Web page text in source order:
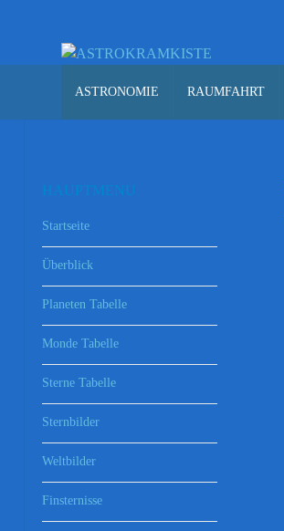
ASTRONOMIE RAUMFAHRT
HAUPTMENU
Startseite
Überblick
Planeten Tabelle
Monde Tabelle
Sterne Tabelle
Sternbilder
Weltbilder
Finsternisse